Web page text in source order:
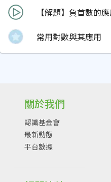
【解題】負首數的
常用對數與其應用
關於我們
認識基金會
最新動態
平台數據